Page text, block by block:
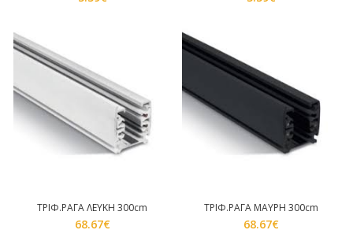
ΤΡΙΦ.ΡΑΓΑ ΛΕΥΚΗ 300cm
68.67€
ΤΡΙΦ.ΡΑΓΑ ΜΑΥΡΗ 300cm
68.67€